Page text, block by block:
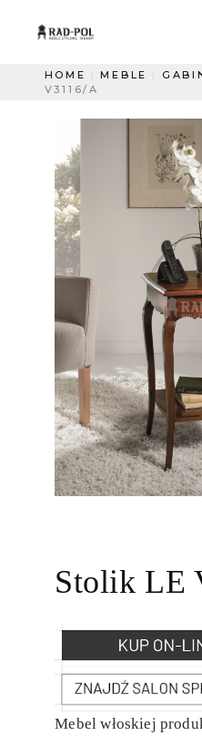
HOME MEBLE
V3116/A
Stolik LE
Mebel włoskiej